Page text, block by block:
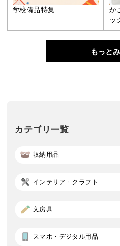
学校備品特集
か
ッ
もっと
カテゴリ一覧
収納用品
インテリア・クラフト
文房具
スマホ・デジタル用品